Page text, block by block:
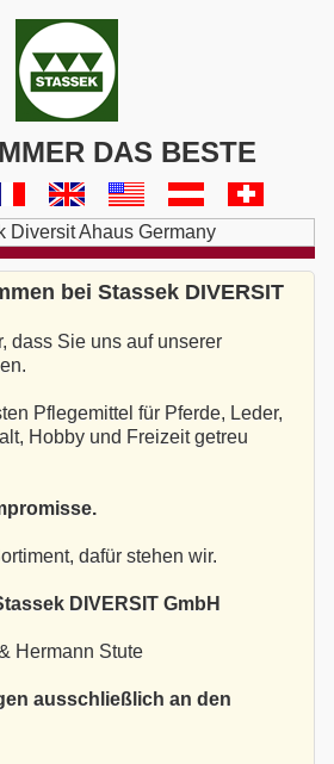
DAS BESTE
bei Stassek DIVERSIT
dass Sie uns auf unserer
Pflegemittel für Pferde, Leder,
Hobby und Freizeit getreu
dafür stehen wir.
DIVERSIT GmbH
Hermann Stute
ausschließlich an den